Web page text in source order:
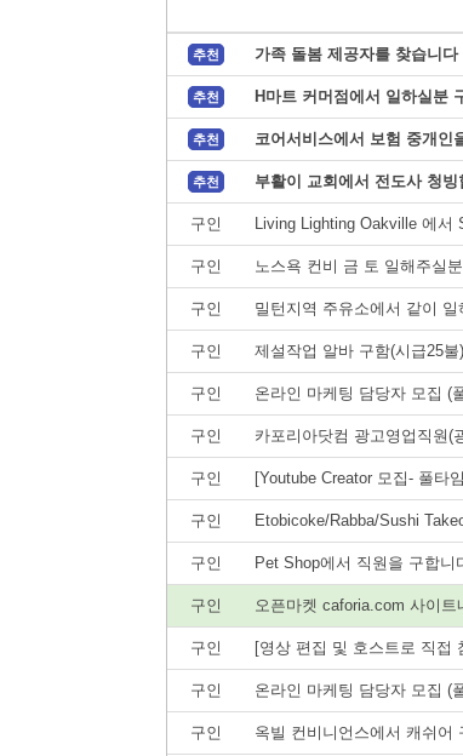
추천 가족 돌봄 제공자를 찾습니
추천 H마트 커머점에서 일하실분
추천 코어서비스에서 보험 중개인
추천 부활이 교회에서 전도사 청빙
구인 Living Lighting Oakville 에서
구인 노스욕 컨비 금 토 일해주실분
구인 밀턴지역 주유소에서 같이
구인 제설작업 알바 구함(시급25불)
구인 온라인 마케팅 담당자 모집 (
구인 카포리아닷컴 광고영업직원(
구인 [Youtube Creator 모집- 풀타
구인 Etobicoke/Rabba/Sushi
구인 Pet Shop에서 직원을 구합니
구인 오픈마켓 caforia.com 사이
구인 [영상 편집 및 호스트로 직접
구인 온라인 마케팅 담당자 모집 (
구인 옥빌 컨비니언스에서 캐쉬어